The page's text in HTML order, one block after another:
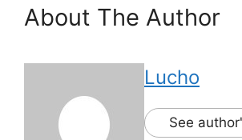
About The Author
Lucho
See